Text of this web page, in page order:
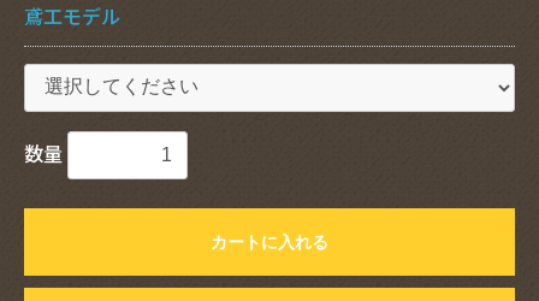
鳶工モデル
数量
カートに入れる